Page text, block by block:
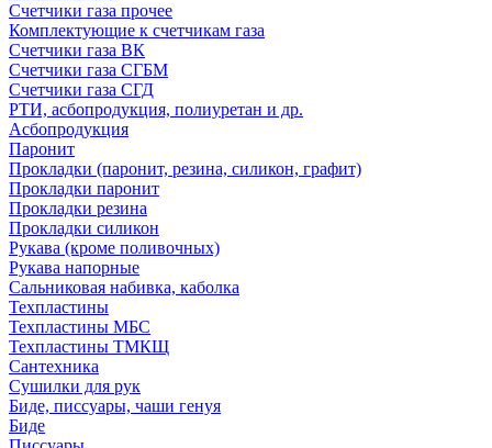
Счетчики газа прочее
Комплектующие к счетчикам газа
Счетчики газа ВК
Счетчики газа СГБМ
Счетчики газа СГД
РТИ, асбопродукция, полиуретан и др.
Асбопродукция
Паронит
Прокладки (паронит, резина, силикон, графит)
Прокладки паронит
Прокладки резина
Прокладки силикон
Рукава (кроме поливочных)
Рукава напорные
Сальниковая набивка, каболка
Техпластины
Техпластины МБС
Техпластины ТМКЩ
Сантехника
Сушилки для рук
Биде, писсуары, чаши генуя
Биде